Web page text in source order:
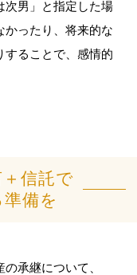
男」と指定した場
かったり、将来的な
することで、感情的
信託で
備を
承継について、